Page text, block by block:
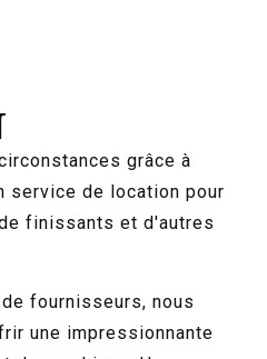
grâce à
service de location pour
finissants et d'autres
fournisseurs, nous
une impressionnante